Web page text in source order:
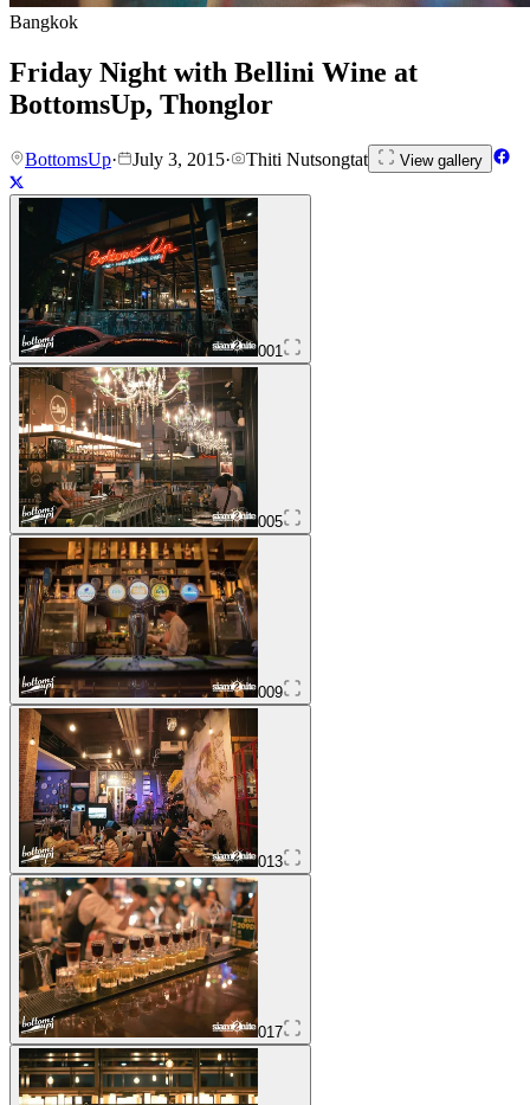
Bangkok
Friday Night with Bellini Wine at
BottomsUp, Thonglor
BottomsUp· July 3, 2015· Thiti Nutsongtat View gallery
001
005
009
013
017